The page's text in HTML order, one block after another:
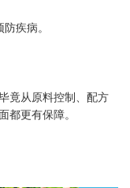
疾病。
竟从原料控制、配方
都更有保障。